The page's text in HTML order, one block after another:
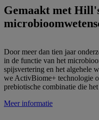
Gemaakt met
Door meer dan tien jaar
in de functie van het
spijsvertering en het algehele
we ActivBiome+ technologie
prebiotische combinatie die
Meer informatie